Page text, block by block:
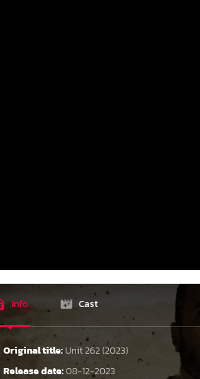
Info Cast
Original title:Unit 262 (2023)
Release date:08-12-2023